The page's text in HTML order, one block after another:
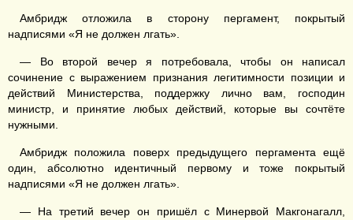
Амбридж отложила в сторону пергамент, покрытый
надписями «Я не должен лгать».
— Во второй вечер я потребовала, чтобы он написал
сочинение с выражением признания легитимности позиции и
действий Министерства, поддержку лично вам, господин
министр, и принятие любых действий, которые вы сочтёте
нужными.
Амбридж положила поверх предыдущего пергамента ещё
один, абсолютно идентичный первому и тоже покрытый
надписями «Я не должен лгать».
— На третий вечер он пришёл с Минервой Макгонагалл,